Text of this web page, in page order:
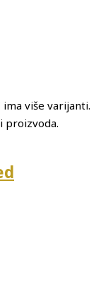
više varijanti.
proizvoda.